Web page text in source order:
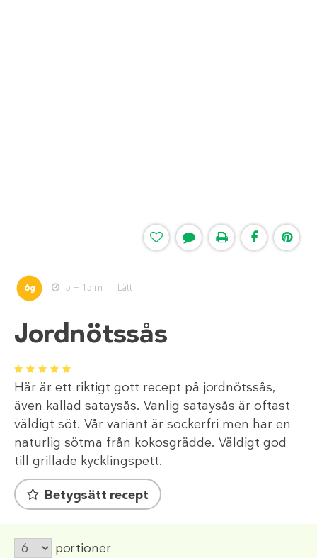
6g 5 + 15 m Lätt
Jordnötssås
1 2 3 4 5
Här är ett riktigt gott recept på jordnötssås,
även kallad sataysås. Vanlig sataysås är oftast
väldigt söt. Vår variant är sockerfri men har en
naturlig sötma från kokosgrädde. Väldigt god
till grillade kycklingspett.
Betygsätt recept
portioner